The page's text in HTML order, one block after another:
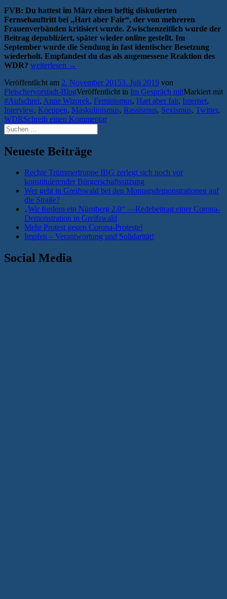
FVB: Du hattest im März einen heftig diskutierten
Fernsehauftritt bei „Hart aber Fair“, der von mehreren
Frauenverbänden kritisiert wurde. Zwischenzeitlich wurde der
Beitrag depubliziert, später wieder online gestellt. Im
September wurde die Sendung in fast identischer Besetzung
wiederholt. Empfandest du das als angemessene Reaktion des
WDR? „Im
mit
Anne
Wizorek“
weiterlesen →
Veröffentlicht am 2. November 20153. Juli 2019 von
Fleischervorstadt-BlogVeröffentlicht in Im Gespräch mitMarkiert mit
#Aufschrei, Anne Wizorek, Feminismus, Hart aber fair, Internet,
Interview, Koeppen, Maskulinismus, Rassismus, Sexismus, Twitter,
WDRSchreib einen Kommentar
Suchen
nach:
Neueste Beiträge
Rechte Trümmertruppe IBG zerlegt sich noch vor
konstituierender Bürgerschaftssitzung
Wer geht in Greifswald bei den Montagsdemonstrationen auf
die Straße?
„Wir fordern ein Nürnberg 2.0“ —Redebeitrag einer Corona-
Demonstration in Greifswald
Mehr Protest gegen Corona-Proteste!
Impfen – Verantwortung und Solidarität!
Social Media